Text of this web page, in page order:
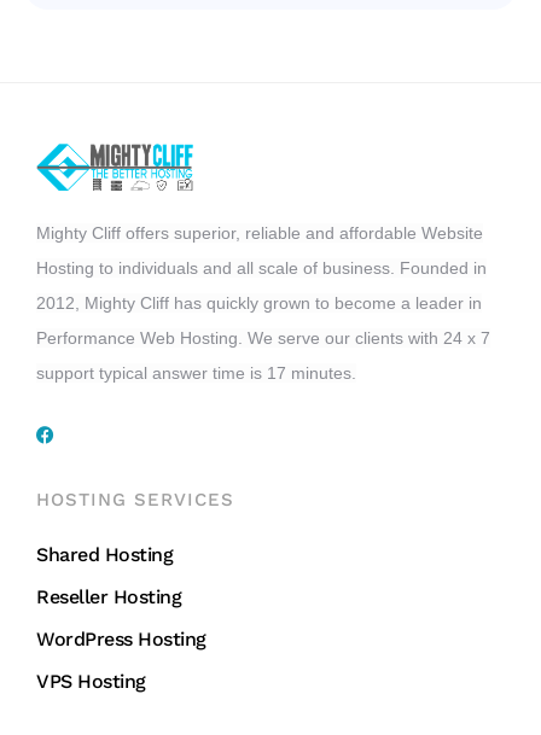
Mighty Cliff offers superior, reliable and affordable Website
Hosting to individuals and all scale of business. Founded in
2012, Mighty Cliff has quickly grown to become a leader in
Performance Web Hosting. We serve our clients with 24 x 7
support typical answer time is 17 minutes.
HOSTING SERVICES
Shared Hosting
Reseller Hosting
WordPress Hosting
VPS Hosting